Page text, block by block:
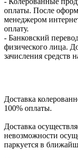
оплаты. После
менеджером
оплату.
- Банковский
физического лица.
зачисления средств
Доставка
100% оплаты.
Доставка
невозможности
паркуется в